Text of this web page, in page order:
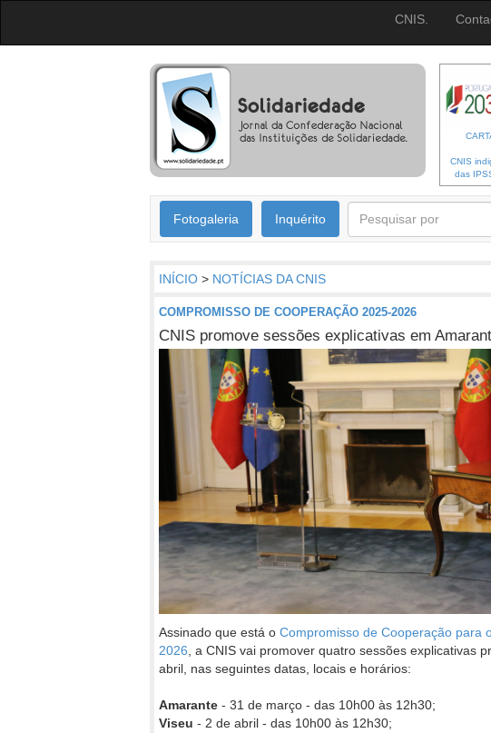
CNIS.
CNIS
das
Fotogaleria Inquérito
INÍCIO > NOTÍCIAS DA CNIS
COMPROMISSO DE COOPERAÇÃO 2025-2026
CNIS promove sessões explicativas em
Assinado que está o Compromisso de Cooperação para
2026 , a CNIS vai promover quatro sessões explicativas
abril, nas seguintes datas, locais e horários:
Amarante - 31 de março - das 10h00 às 12h30;
Viseu - 2 de abril - das 10h00 às 12h30;